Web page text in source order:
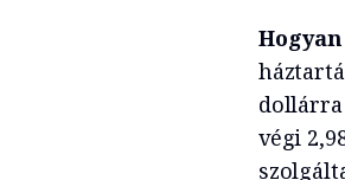
dollárra
végi